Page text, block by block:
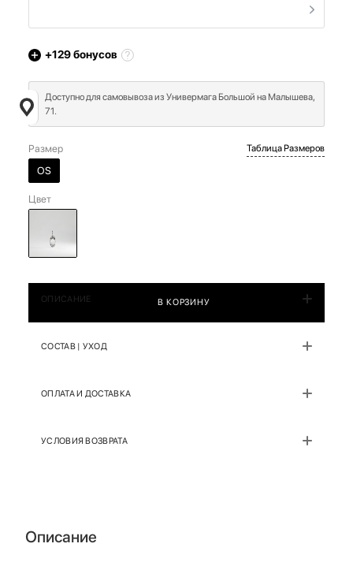
+129бонусов
Доступно для самовывоза из Универмага Большой на Малышева,
71.
Размер
OS
Таблица Размеров
Цвет
В КОРЗИНУ
ОПИСАНИЕ
СОСТАВ | УХОД
ОПЛАТА И ДОСТАВКА
УСЛОВИЯ ВОЗВРАТА
Описание